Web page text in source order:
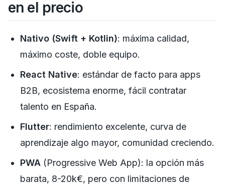
en el precio
Nativo (Swift + Kotlin): máxima calidad,
máximo coste, doble equipo.
React Native: estándar de facto para apps
B2B, ecosistema enorme, fácil contratar
talento en España.
Flutter: rendimiento excelente, curva de
aprendizaje algo mayor, comunidad creciendo.
PWA (Progressive Web App): la opción más
barata, 8-20k€, pero con limitaciones de